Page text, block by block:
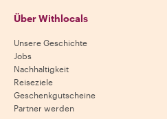
Über Withlocals
Unsere Geschichte
Jobs
Nachhaltigkeit
Reiseziele
Geschenkgutscheine
Partner werden